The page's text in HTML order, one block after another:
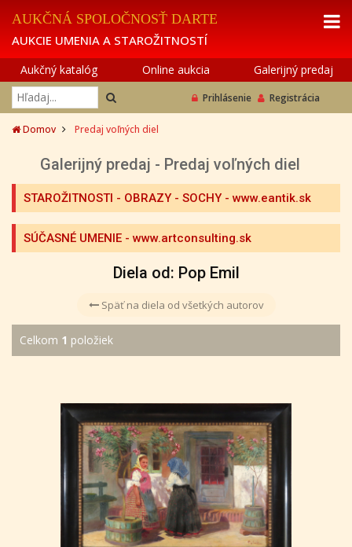
AUKČNÁ SPOLOČNOSŤ DARTE
AUKCIE UMENIA A STAROŽITNOSTÍ
Aukčný katalóg Online aukcia Galerijný predaj
Prihlásenie Registrácia
Domov Predaj voľných diel
Galerijný predaj - Predaj voľných diel
STAROŽITNOSTI - OBRAZY - SOCHY - www.eantik.sk
SÚČASNÉ UMENIE - www.artconsulting.sk
Diela od: Pop Emil
Späť na diela od všetkých autorov
Celkom 1 položiek